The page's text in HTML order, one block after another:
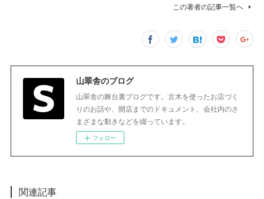
この著者の記事一覧へ
山翠舎のブログ
山翠舎の舞台裏ブログです。古木を使ったお店づく
りのお話や、開店までのドキュメント、会社内のさ
まざまな動きなどを綴っています。
フォロー
関連記事